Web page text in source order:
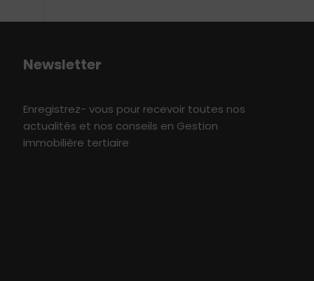
Newsletter
Enregistrez- vous pour recevoir toutes nos
actualités et nos conseils en Gestion
immobilière tertiaire